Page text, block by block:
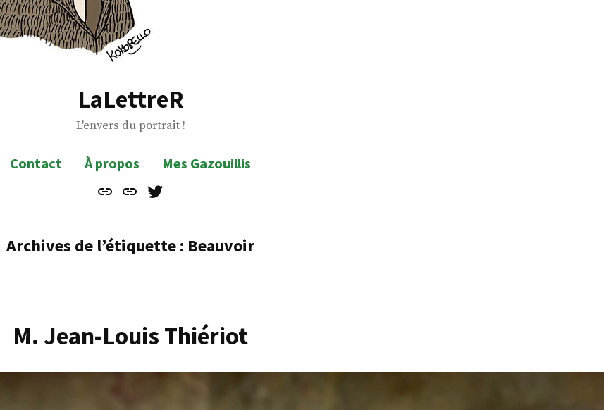
LaLettreR
L'envers du portrait !
Contact À propos
Mes Gazouillis
Contact
À
Mes
Archives de l’étiquette : Beauvoir
M. Jean-Louis Thiériot